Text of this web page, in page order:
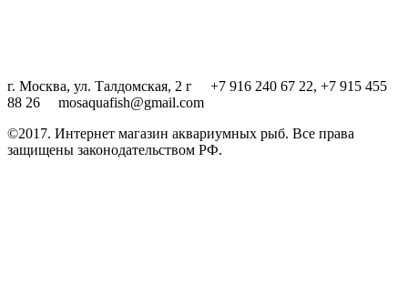
г. Москва, ул. Талдомская, 2 г +7 916 240 67 22, +7 915 455
88 26 mosaquafish@gmail.com
©2017. Интернет магазин аквариумных рыб. Все права
защищены законодательством РФ.